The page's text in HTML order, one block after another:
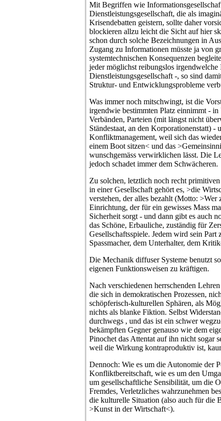
Mit Begriffen wie
Dienstleistungsgesellschaft, die als
Krisendebatten geistern, sollte daher
blockieren allzu leicht die Sicht auf hier
schon durch solche Bezeichnungen in
Zugang zu Informationen müsste ja von
systemtechnischen Konsequenzen
jeder möglichst reibungslos
Dienstleistungsgesellschaft -, so sind
Struktur- und Entwicklungsprobleme
Was immer noch mitschwingt, ist die
irgendwie bestimmten Platz einnimmt -
Verbänden, Parteien (mit längst nicht
Ständestaat, an den Korporationenstatt) -
Konfliktmanagement, weil sich das
einem Boot sitzen< und das
wunschgemäss verwirklichen lässt. Die
jedoch schadet immer dem Schwächeren.
Zu solchen, letztlich noch recht
in einer Gesellschaft gehört es, >die
verstehen, der alles bezahlt (Motto: >Wer
Einrichtung, der für ein gewisses Mass
Sicherheit sorgt - und dann gibt es auch
das Schöne, Erbauliche, zuständig für
Gesellschaftsspiele. Jedem wird sein Part
Spassmacher, dem Unterhalter, dem
Die Mechanik diffuser Systeme benutzt
eigenen Funktionsweisen zu kräftigen.
Nach verschiedenen herrschenden
die sich in demokratischen Prozessen,
schöpferisch-kulturellen Sphären, als
nichts als blanke Fiktion. Selbst
durchwegs , und das ist ein schwer
bekämpften Gegner genauso wie dem
Pinochet das Attentat auf ihn nicht sogar
weil die Wirkung kontraproduktiv ist,
Dennoch: Wie es um die Autonomie der
Konfliktbereitschaft, wie es um den
um gesellschaftliche Sensibilität, um die
Fremdes, Verletzliches wahrzunehmen
die kulturelle Situation (also auch für die
>Kunst in der Wirtschaft<).